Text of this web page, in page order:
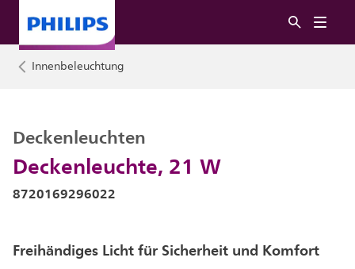
Innenbeleuchtung
Deckenleuchte, 21 W
Deckenleuchten
8720169296022
Freihändiges Licht für Sicherheit und Komfort